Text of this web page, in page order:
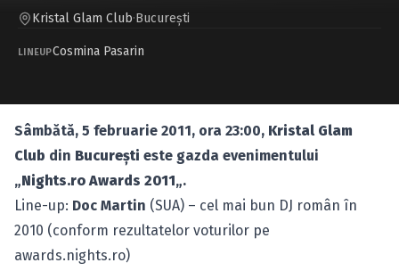
Kristal Glam Club·Bucureşti
LINEUPCosmina Pasarin
Sâmbătă, 5 februarie 2011, ora 23:00, Kristal Glam
Club din Bucureşti este gazda evenimentului
„Nights.ro Awards 2011„.
Line-up: Doc Martin (SUA) – cel mai bun DJ român în
2010 (conform rezultatelor voturilor pe
awards.nights.ro)